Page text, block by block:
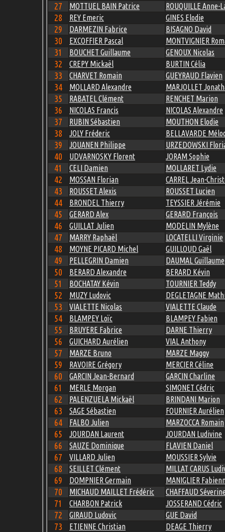
27 MOTTUEL BAIN Patrice ROUQUILLE Anne-
28 REY Emeric GINES Elodie
29 DARMEZIN Fabrice BISAGNO David
30 EXCOFFIER Pascal MONTVIGNIER
31 BOUCHET Guillaume GENOUX Nicolas
32 CREPY Mickaël BURTIN Célia
33 CHARVET Romain GUEYRAUD Flavien
34 MOLLARD Alexandre MARJOLLET
35 RABATEL Clément RENCHET Marion
36 NICOLAS Francis NICOLAS Alexandre
37 RUBIN Sébastien MOUTHON Elodie
38 JOLY Fréderic BELLAVARDE
39 JOUANEN Philippe URZEDOWSKI
40 UDVARNOSKY Florent JORAM Sophie
41 CELI Damien MOLLARET Lydie
42 MOSSAN Florian CARREL Jean-
43 ROUSSET Alexis ROUSSET Lucien
44 BRONDEL Thierry TEYSSIER Jérémie
45 GERARD Alex GERARD François
46 GUILLAT Julien MODELIN Mylène
47 MARRY Raphaël LOCATELLI Virginie
48 MOYNE PICARD Michel GUILLOUD Gaël
49 PELLEGRIN Damien DAUMAL Guillaume
50 BERARD Alexandre BERARD Kévin
51 BOCHATAY Kévin TOURNIER Teddy
52 MUZY Ludovic DEGLETAGNE
53 VIALETTE Nicolas VIALETTE Claude
54 BLAMPEY Loïc BLAMPEY Fabien
55 BRUYERE Fabrice DARNE Thierry
56 GUICHARD Aurélien VIAL Anthony
57 MARZE Bruno MARZE Maggy
59 RAVOIRE Grégory MERCIER Céline
60 GARCIN Jean-Bernard GARCIN Charline
61 MERLE Morgan SIMONET Cédric
62 PALENZUELA Mickaël BRINDANI Marion
63 SAGE Sébastien FOURNIER Aurélien
64 FALBO Julien MARZOCCA Romain
65 JOURDAN Laurent JOURDAN Ludivine
66 SAUZE Dominique FLAVIEN Daniel
67 VILLARD Julien MOUSSIER Sylvie
68 SEILLET Clément MILLAT CARUS
69 DOMPNIER Germain MANIGLIER
70 MICHAUD MAILLET Frédéric CHAFFAUD
71 CHARBON Patrick JOSSERAND Cédric
72 GIRAUD Ludovic GUE David
73 ETIENNE Christian DEAGE Thierry